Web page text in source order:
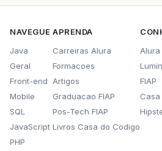
NAVEGUE
Java
Geral
Front-end
Mobile
SQL
JavaScript
PHP
APRENDA
Carreiras Alura
Formacoes
Artigos
Graduacao FIAP
Pos-Tech FIAP
Livros Casa do Codigo
Alura
FIAP